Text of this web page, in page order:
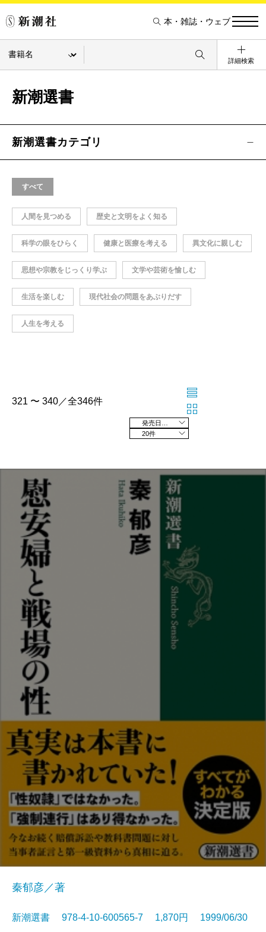
本・雑誌・ウェブ
詳細検索
新潮選書
新潮選書カテゴリ
すべて
人間を見つめる 歴史と文明をよく知る
科学の眼をひらく 健康と医療を考える 異文化に親しむ
思想や宗教をじっくり学ぶ 文学や芸術を愉しむ
生活を楽しむ 現代社会の問題をあぶりだす
人生を考える
321 〜 340／全346件
20件
秦郁彦／著
新潮選書 978-4-10-600565-7 1,870円 1999/06/30